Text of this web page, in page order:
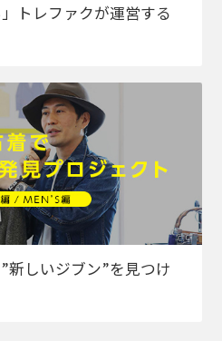
トレファクが運営する
新しいジブン”を見つけ